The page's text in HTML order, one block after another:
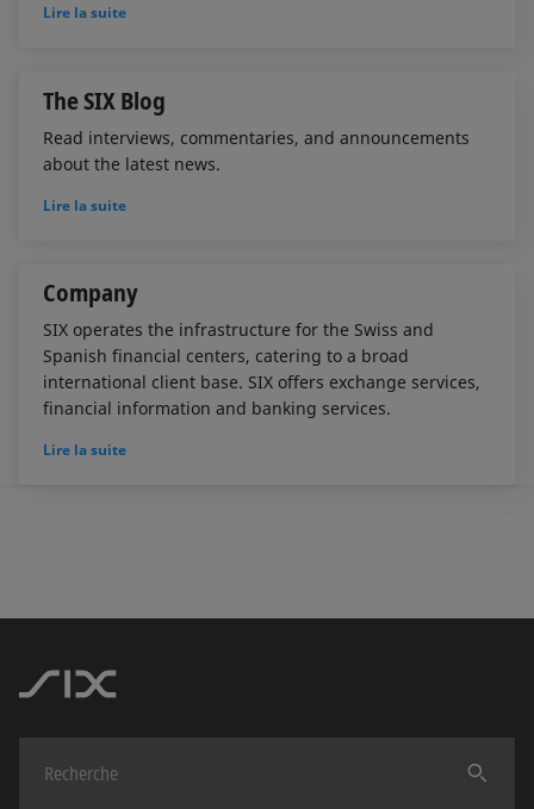
Lire la suite
The SIX Blog
Read interviews, commentaries, and announcements
about the latest news.
Lire la suite
Company
SIX operates the infrastructure for the Swiss and
Spanish financial centers, catering to a broad
international client base. SIX offers exchange services,
financial information and banking services.
Lire la suite
Trouver